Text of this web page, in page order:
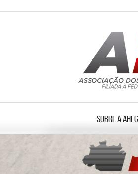
Sobre a AHEG